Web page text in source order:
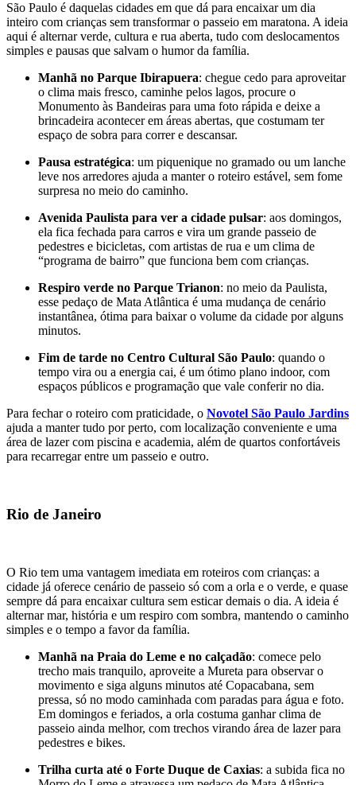
São Paulo é daquelas cidades em que dá para encaixar um dia
inteiro com crianças sem transformar o passeio em maratona. A ideia
aqui é alternar verde, cultura e rua aberta, tudo com deslocamentos
simples e pausas que salvam o humor da família.
Manhã no Parque Ibirapuera: chegue cedo para aproveitar
o clima mais fresco, caminhe pelos lagos, procure o
Monumento às Bandeiras para uma foto rápida e deixe a
brincadeira acontecer em áreas abertas, que costumam ter
espaço de sobra para correr e descansar.
Pausa estratégica: um piquenique no gramado ou um lanche
leve nos arredores ajuda a manter o roteiro estável, sem fome
surpresa no meio do caminho.
Avenida Paulista para ver a cidade pulsar: aos domingos,
ela fica fechada para carros e vira um grande passeio de
pedestres e bicicletas, com artistas de rua e um clima de
“programa de bairro” que funciona bem com crianças.
Respiro verde no Parque Trianon: no meio da Paulista,
esse pedaço de Mata Atlântica é uma mudança de cenário
instantânea, ótima para baixar o volume da cidade por alguns
minutos.
Fim de tarde no Centro Cultural São Paulo: quando o
tempo vira ou a energia cai, é um ótimo plano indoor, com
espaços públicos e programação que vale conferir no dia.
Para fechar o roteiro com praticidade, o Novotel São Paulo Jardins
ajuda a manter tudo por perto, com localização conveniente e uma
área de lazer com piscina e academia, além de quartos confortáveis
para recarregar entre um passeio e outro.
Rio de Janeiro
O Rio tem uma vantagem imediata em roteiros com crianças: a
cidade já oferece cenário de passeio só com a orla e o verde, e quase
sempre dá para encaixar cultura sem esticar demais o dia. A ideia é
alternar mar, história e um respiro com sombra, mantendo o caminho
simples e o tempo a favor da família.
Manhã na Praia do Leme e no calçadão: comece pelo
trecho mais tranquilo, aproveite a Mureta para observar o
movimento e siga alguns minutos até Copacabana, sem
pressa, só no modo caminhada com paradas para água e foto.
Em domingos e feriados, a orla costuma ganhar clima de
passeio ainda melhor, com trechos virando área de lazer para
pedestres e bikes.
Trilha curta até o Forte Duque de Caxias: a subida fica no